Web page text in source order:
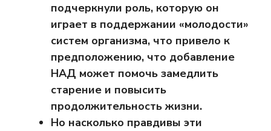
подчеркнули роль, которую он
играет в поддержании «молодости»
систем организма, что привело к
предположению, что добавление
НАД может помочь замедлить
старение и повысить
продолжительность жизни.
Но насколько правдивы эти